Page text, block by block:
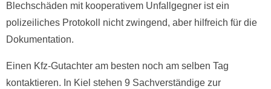
Blechschäden mit kooperativem Unfallgegner ist ein
polizeiliches Protokoll nicht zwingend, aber hilfreich für die
Dokumentation.
Einen Kfz-Gutachter am besten noch am selben Tag
kontaktieren. In Kiel stehen 9 Sachverständige zur